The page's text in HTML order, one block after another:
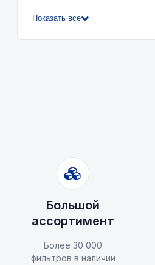
Показать все
Большой
ассортимент
Более 30 000
фильтров в наличии